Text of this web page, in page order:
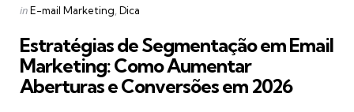
Categories
Posted
inE-mail Marketing Dica
Estratégias de Segmentação em Email
Marketing: Como Aumentar
Aberturas e Conversões em 2026